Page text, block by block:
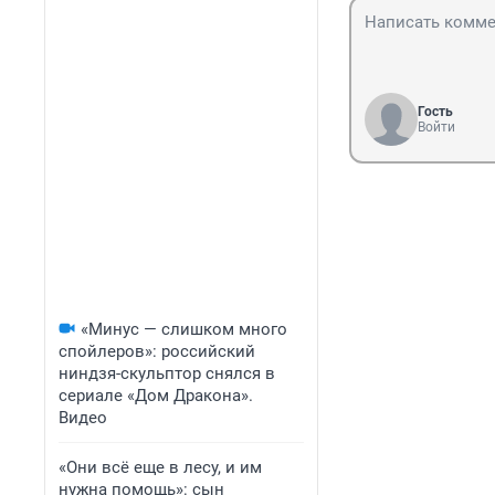
«Минус — слишком много
спойлеров»: российский
ниндзя-скульптор снялся в
сериале «Дом Дракона».
Видео
«Они всё еще в лесу, и им
нужна помощь»: сын
Гость
Войти